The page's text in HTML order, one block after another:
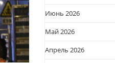
Июнь 2026
Май 2026
Апрель 2026